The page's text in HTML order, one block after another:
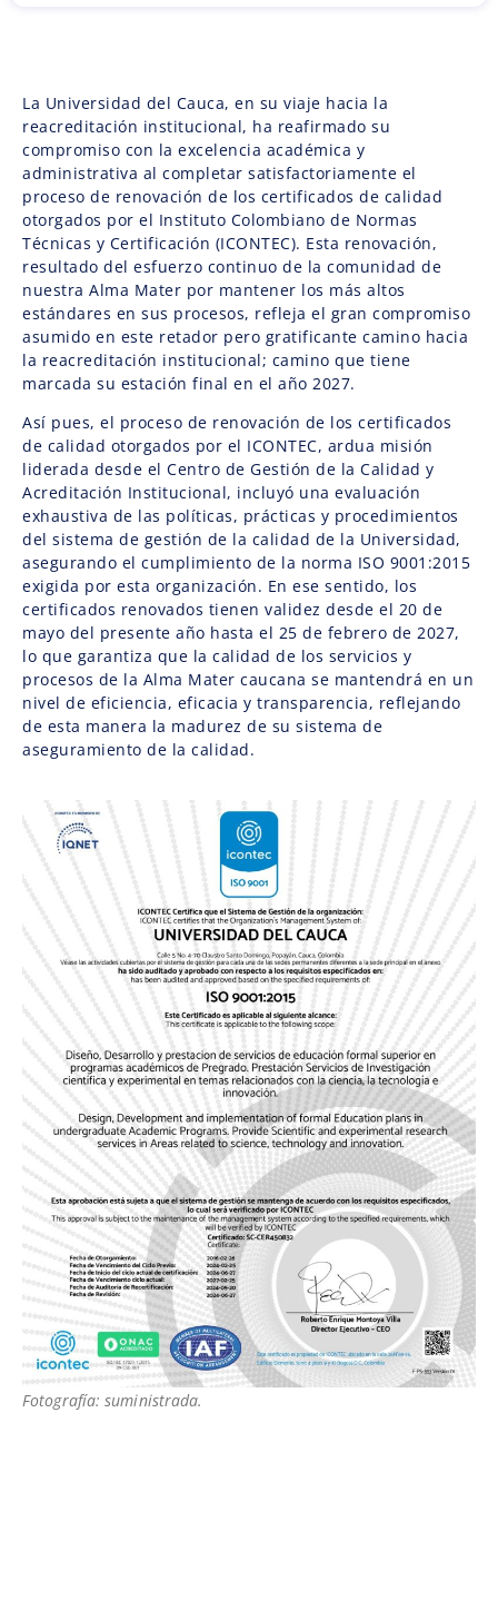
La Universidad del Cauca, en su viaje hacia la
reacreditación institucional, ha reafirmado su
compromiso con la excelencia académica y
administrativa al completar satisfactoriamente el
proceso de renovación de los certificados de calidad
otorgados por el Instituto Colombiano de Normas
Técnicas y Certificación (ICONTEC). Esta renovación,
resultado del esfuerzo continuo de la comunidad de
nuestra Alma Mater por mantener los más altos
estándares en sus procesos, refleja el gran compromiso
asumido en este retador pero gratificante camino hacia
la reacreditación institucional; camino que tiene
marcada su estación final en el año 2027.
Así pues, el proceso de renovación de los certificados
de calidad otorgados por el ICONTEC, ardua misión
liderada desde el Centro de Gestión de la Calidad y
Acreditación Institucional, incluyó una evaluación
exhaustiva de las políticas, prácticas y procedimientos
del sistema de gestión de la calidad de la Universidad,
asegurando el cumplimiento de la norma ISO 9001:2015
exigida por esta organización. En ese sentido, los
certificados renovados tienen validez desde el 20 de
mayo del presente año hasta el 25 de febrero de 2027,
lo que garantiza que la calidad de los servicios y
procesos de la Alma Mater caucana se mantendrá en un
nivel de eficiencia, eficacia y transparencia, reflejando
de esta manera la madurez de su sistema de
aseguramiento de la calidad.
Fotografía: suministrada.